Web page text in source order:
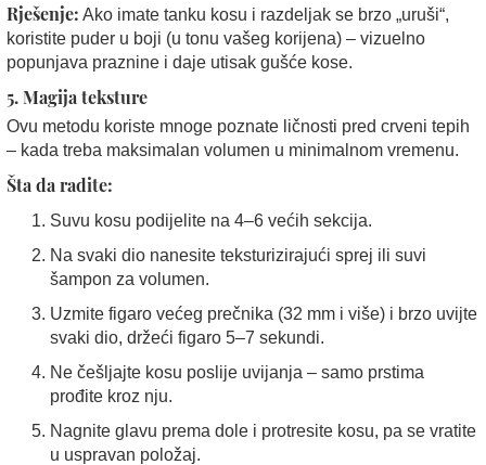
Rješenje: Ako imate tanku kosu i razdeljak se brzo „uruši“,
koristite puder u boji (u tonu vašeg korijena) – vizuelno
popunjava praznine i daje utisak gušće kose.
5. Magija teksture
Ovu metodu koriste mnoge poznate ličnosti pred crveni tepih
– kada treba maksimalan volumen u minimalnom vremenu.
Šta da radite:
Suvu kosu podijelite na 4–6 većih sekcija.
Na svaki dio nanesite teksturizirajući sprej ili suvi
šampon za volumen.
Uzmite figaro većeg prečnika (32 mm i više) i brzo uvijte
svaki dio, držeći figaro 5–7 sekundi.
Ne češljajte kosu poslije uvijanja – samo prstima
prođite kroz nju.
Nagnite glavu prema dole i protresite kosu, pa se vratite
u uspravan položaj.